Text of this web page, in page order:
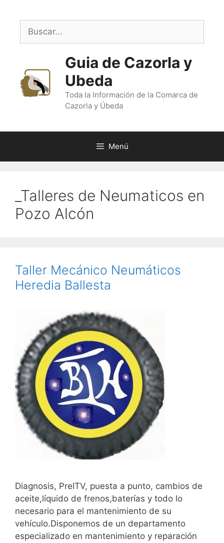
contenido
Buscar:
Guia de Cazorla y
Ubeda
Toda la Información de la Comarca de
Cazorla y Úbeda
Menú
_Talleres de Neumaticos en
Pozo Alcón
Taller Mecánico Neumáticos
Heredia Ballesta
Diagnosis, PreITV, puesta a punto, cambios de
aceite,líquido de frenos,baterías y todo lo
necesario para el mantenimiento de su
vehículo.Disponemos de un departamento
especializado en mantenimiento y reparación